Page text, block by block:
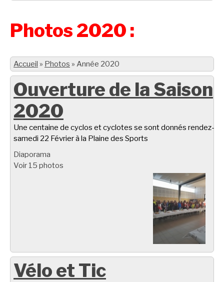
Photos 2020 :
Accueil » Photos » Année 2020
Ouverture de la Saison
2020
Une centaine de cyclos et cyclotes se sont donnés rendez-
samedi 22 Février à la Plaine des Sports
Diaporama
Voir 15 photos
Vélo et Tic